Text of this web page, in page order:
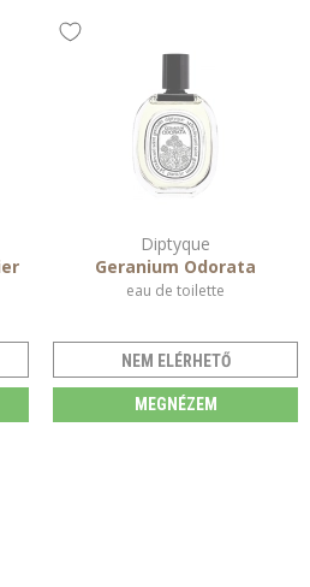
Diptyque
Geranium Odorata
eau de toilette
NEM ELÉRHETŐ
MEGNÉZEM